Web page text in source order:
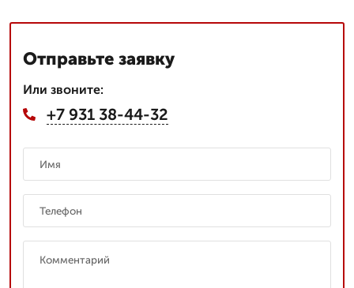
Отправьте заявку
Или звоните:
+7 931 38-44-32